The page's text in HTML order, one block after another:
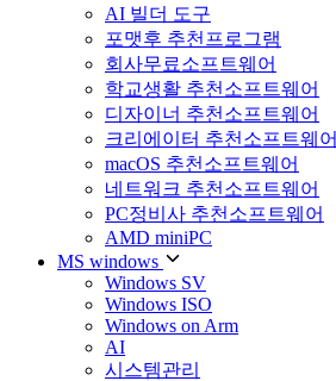
AI 빌더 도구
포맷후 추천프로그램
회사무료소프트웨어
학교생활 추천소프트웨어
디자이너 추천소프트웨어
크리에이터 추천소프트웨어
macOS 추천소프트웨어
네트워크 추천소프트웨어
PC정비사 추천소프트웨어
AMD miniPC
MS windows
Windows SV
Windows ISO
Windows on Arm
AI
시스템관리